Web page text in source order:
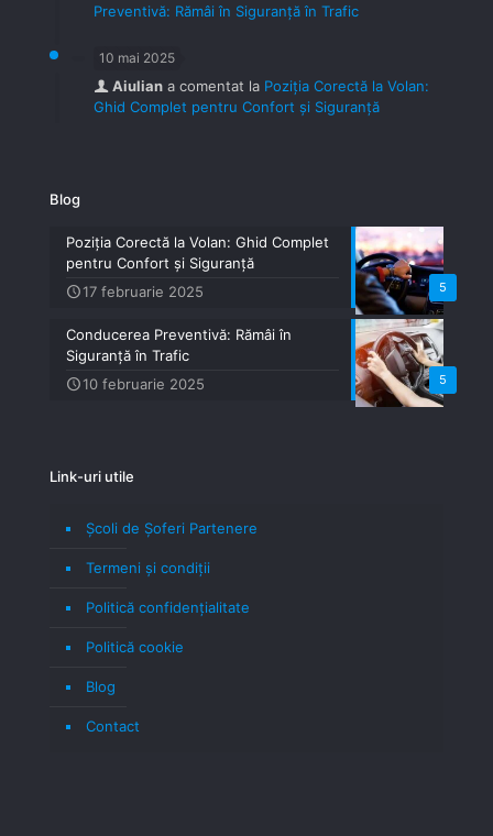
Preventivă: Rămâi în Siguranță în Trafic
10 mai 2025
Aiulian a comentat la Poziția Corectă la Volan:
Ghid Complet pentru Confort și Siguranță
Blog
5
Poziția Corectă la Volan: Ghid Complet
pentru Confort și Siguranță
17 februarie 2025
5
Conducerea Preventivă: Rămâi în
Siguranță în Trafic
10 februarie 2025
Link-uri utile
Școli de Șoferi Partenere
Termeni şi condiţii
Politică confidenţialitate
Politică cookie
Blog
Contact